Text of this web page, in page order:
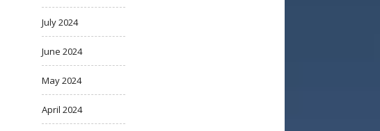
July 2024
June 2024
May 2024
April 2024